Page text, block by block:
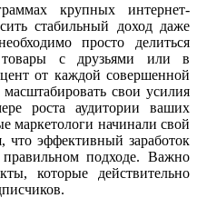
крупных интернет-
стабильный доход даже
просто делиться
с друзьями или в
от каждой совершенной
свои усилия
роста аудитории ваших
маркетологи начинали свой
что эффективный заработок
подходе. Важно
которые действительно